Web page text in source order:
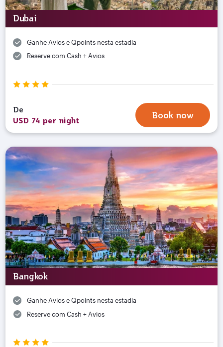
Dubai
Ganhe Avios e Qpoints nesta estadia
Reserve com Cash + Avios
De
USD 74 per night
Book now
Bangkok
Ganhe Avios e Qpoints nesta estadia
Reserve com Cash + Avios